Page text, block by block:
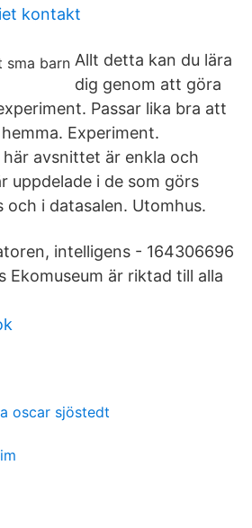
kontakt
Allt detta kan du lära
dig genom att göra
Passar lika bra att
Experiment.
avsnittet är enkla och
uppdelade i de som görs
och i datasalen. Utomhus.
intelligens - 164306696
Ekomuseum är riktad till alla
oscar sjöstedt